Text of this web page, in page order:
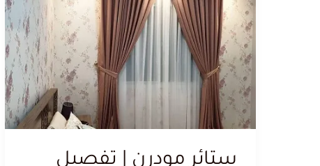
ستائر مودرن | تفصيل